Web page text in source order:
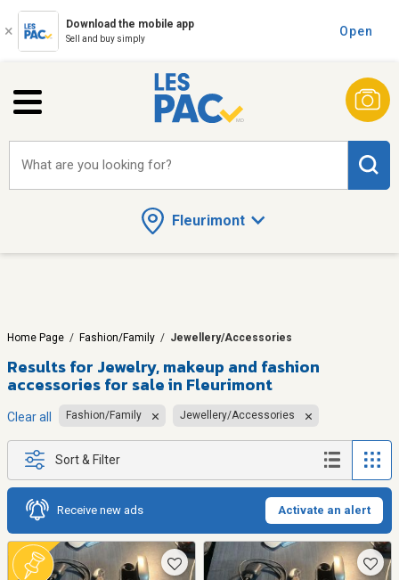
Download the mobile app
Sell and buy simply
Open
Fleurimont
What are you looking for?
Home Page / Fashion/Family / Jewellery/Accessories
Results for Jewelry, makeup and fashion
accessories for sale in Fleurimont
Clear all Fashion/Family Jewellery/Accessories
Sort & Filter
Receive new ads Activate an alert